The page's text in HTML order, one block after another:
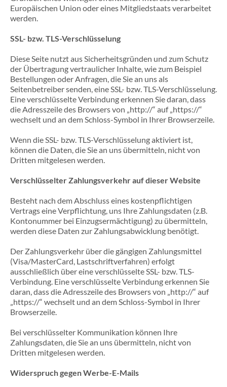
Europäischen Union oder eines Mitgliedstaats verarbeitet
werden.
SSL- bzw. TLS-Verschlüsselung
Diese Seite nutzt aus Sicherheitsgründen und zum Schutz
der Übertragung vertraulicher Inhalte, wie zum Beispiel
Bestellungen oder Anfragen, die Sie an uns als
Seitenbetreiber senden, eine SSL- bzw. TLS-Verschlüsselung.
Eine verschlüsselte Verbindung erkennen Sie daran, dass
die Adresszeile des Browsers von „http://“ auf „https://“
wechselt und an dem Schloss-Symbol in Ihrer Browserzeile.
Wenn die SSL- bzw. TLS-Verschlüsselung aktiviert ist,
können die Daten, die Sie an uns übermitteln, nicht von
Dritten mitgelesen werden.
Verschlüsselter Zahlungsverkehr auf dieser Website
Besteht nach dem Abschluss eines kostenpflichtigen
Vertrags eine Verpflichtung, uns Ihre Zahlungsdaten (z.B.
Kontonummer bei Einzugsermächtigung) zu übermitteln,
werden diese Daten zur Zahlungsabwicklung benötigt.
Der Zahlungsverkehr über die gängigen Zahlungsmittel
(Visa/MasterCard, Lastschriftverfahren) erfolgt
ausschließlich über eine verschlüsselte SSL- bzw. TLS-
Verbindung. Eine verschlüsselte Verbindung erkennen Sie
daran, dass die Adresszeile des Browsers von „http://“ auf
„https://“ wechselt und an dem Schloss-Symbol in Ihrer
Browserzeile.
Bei verschlüsselter Kommunikation können Ihre
Zahlungsdaten, die Sie an uns übermitteln, nicht von
Dritten mitgelesen werden.
Widerspruch gegen Werbe-E-Mails